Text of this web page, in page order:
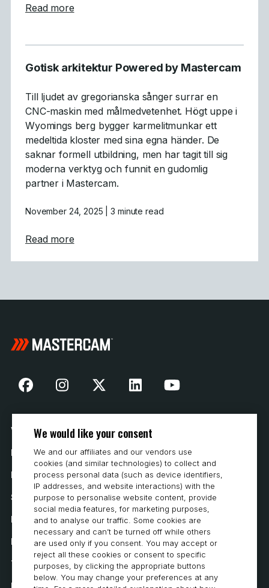
Read moreabout Tillverkning med människan i
Gotisk arkitektur Powered by Mastercam
Till ljudet av gregorianska sånger surrar en
CNC-maskin med målmedvetenhet. Högt uppe i
Wyomings berg bygger karmelitmunkar ett
medeltida kloster med sina egna händer. De
saknar formell utbildning, men har tagit till sig
moderna verktyg och funnit en gudomlig
partner i Mastercam.
November 24, 2025 | 3 minute read
Read moreabout Gotisk arkitektur Powered by
Vår historia
Hur man köper
Karriär
Systemkrav
Integritet
Integritetspolicy
Tillgänglighetsutlåtande
We would like your consent
We and our affiliates and our vendors use
cookies (and similar technologies) to collect and
process personal data (such as device identifiers,
IP addresses, and website interactions) with the
purpose to personalise website content, provide
social media features, for marketing purposes,
and to analyse our traffic. Some cookies are
necessary and can’t be turned off while others
are used only if you consent. You may accept or
reject all these cookies or consent to specific
purposes, by clicking the appropriate buttons
below. You may change your preferences at any